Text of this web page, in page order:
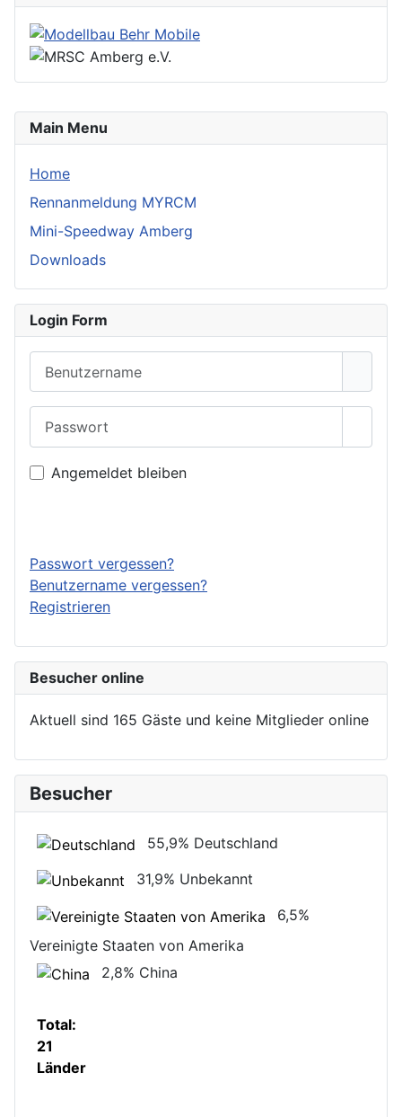
Main Menu
Home
Rennanmeldung MYRCM
Mini-Speedway Amberg
Downloads
Login Form
Angemeldet bleiben
Passwort vergessen?
Benutzername vergessen?
Registrieren
Besucher online
Aktuell sind 165 Gäste und keine Mitglieder online
Besucher
55,9% Deutschland
31,9% Unbekannt
6,5%
Vereinigte Staaten von Amerika
2,8% China
Total:
21
Länder